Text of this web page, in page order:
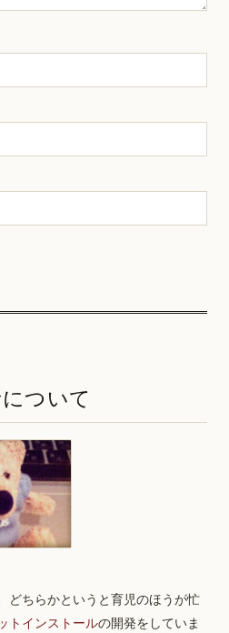
ついて
どちらかというと育児のほうが忙
トインストールの開発をしていま